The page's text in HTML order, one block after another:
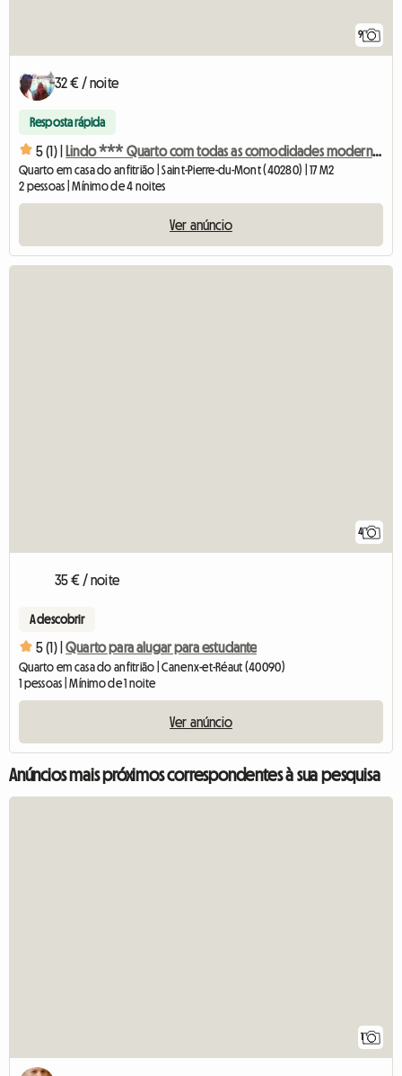
9
32 € / noite
Resposta rápida
5 (1) | Lindo *** Quarto com todas as comodidades modernas, localização ideal
Quarto em casa do anfitrião | Saint-Pierre-du-Mont (40280) | 17 M2
2 pessoas | Mínimo de 4 noites
Ver anúncio
4
35 € / noite
A descobrir
5 (1) | Quarto para alugar para estudante
Quarto em casa do anfitrião | Canenx-et-Réaut (40090)
1 pessoas | Mínimo de 1 noite
Ver anúncio
Anúncios mais próximos correspondentes à sua pesquisa
1